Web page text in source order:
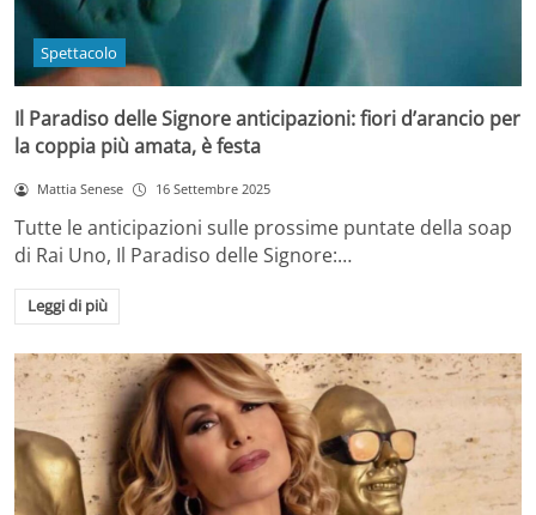
Spettacolo
Il Paradiso delle Signore anticipazioni: fiori d’arancio per
la coppia più amata, è festa
Mattia Senese 16 Settembre 2025
Tutte le anticipazioni sulle prossime puntate della soap
di Rai Uno, Il Paradiso delle Signore:…
Leggi di più